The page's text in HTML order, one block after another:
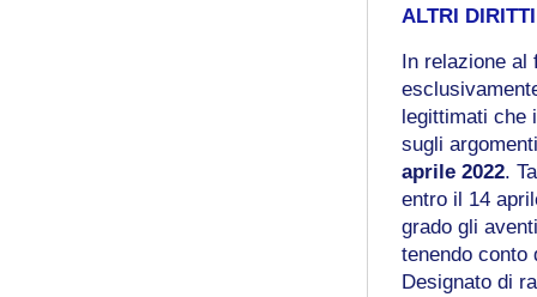
ALTRI
In relazione al
legittimati che
sugli
aprile 2022.
entro il 14
grado gli
tenendo conto
Designato di